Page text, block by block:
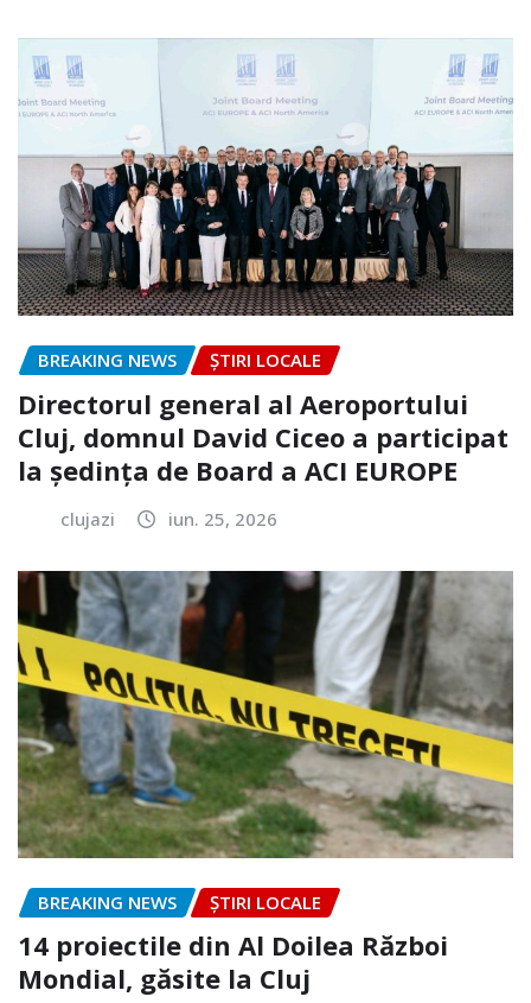
BREAKING NEWS ȘTIRI LOCALE
Directorul general al Aeroportului
Cluj, domnul David Ciceo a participat
la ședința de Board a ACI EUROPE
clujazi iun. 25, 2026
BREAKING NEWS ȘTIRI LOCALE
14 proiectile din Al Doilea Război
Mondial, găsite la Cluj